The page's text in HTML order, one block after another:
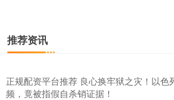
推荐资讯
正规配资平台推荐 良心换牢狱之灾！以色
频，竟被指假自杀销证据！